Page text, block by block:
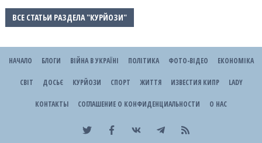
ВСЕ СТАТЬИ РАЗДЕЛА "КУРЙОЗИ"
НАЧАЛО БЛОГИ ВІЙНА В УКРАЇНІ ПОЛІТИКА ФОТО-ВІДЕО ЕКОНОМІКА
СВІТ ДОСЬЄ КУРЙОЗИ СПОРТ ЖИТТЯ ИЗВЕСТИЯ КИПР LADY
КОНТАКТЫ СОГЛАШЕНИЕ О КОНФИДЕНЦИАЛЬНОСТИ О НАС